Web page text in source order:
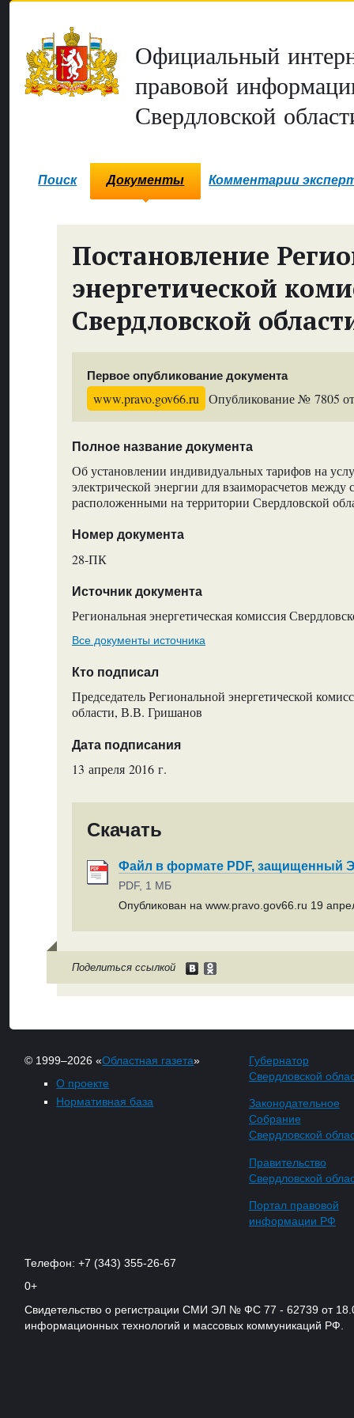
Официальный
правовой
Свердловской
Поиск Документы Комментарии
Постановление
энергетической
Свердловской
Первое опубликование документа
www.pravo.gov66.ru Опубликование № 7805
Полное название документа
Об установлении индивидуальных тарифов на
электрической энергии для взаиморасчетов
расположенными на территории Свердловской
Номер документа
28-ПК
Источник документа
Региональная энергетическая комиссия
Все документы источника
Кто подписал
Председатель Региональной энергетической
области, В.В. Гришанов
Дата подписания
13 апреля 2016 г.
Скачать
Файл в формате PDF, защищенный
PDF, 1 МБ
Опубликован на www.pravo.gov66.ru 19
Поделиться ссылкой
© 1999–2026 «Областная газета»
О проекте
Нормативная база
Губернатор
Свердловской
Законодательное
Собрание
Свердловской
Правительство
Свердловской
Портал правовой
информации РФ
Телефон: +7 (343) 355-26-67
0+
Свидетельство о регистрации СМИ ЭЛ № ФС 77 - 62739 от
информационных технологий и массовых коммуникаций РФ.